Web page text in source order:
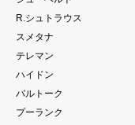
R.シュトラウス
スメタナ
テレマン
ハイドン
バルトーク
プーランク